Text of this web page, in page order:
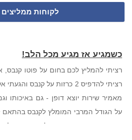
לקוחות ממליצים
כשמגיע אז מגיע מכל הלב!
רציתי להמליץ לכם בחום על פוטו
רציתי להדפיס 2 כרזות על
מאמיר שירות יוצא דופן - גם באיכותו
על הגודל המרבי המומלץ לקנבס
נותן שירות כזה היום, הכל ממוחשב